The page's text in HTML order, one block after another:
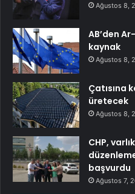
Ağustos 8,
AB’den
kaynak
Ağustos 8,
Çatısına
üretecek
Ağustos 8,
CHP,
başvurdu
Ağustos 7,